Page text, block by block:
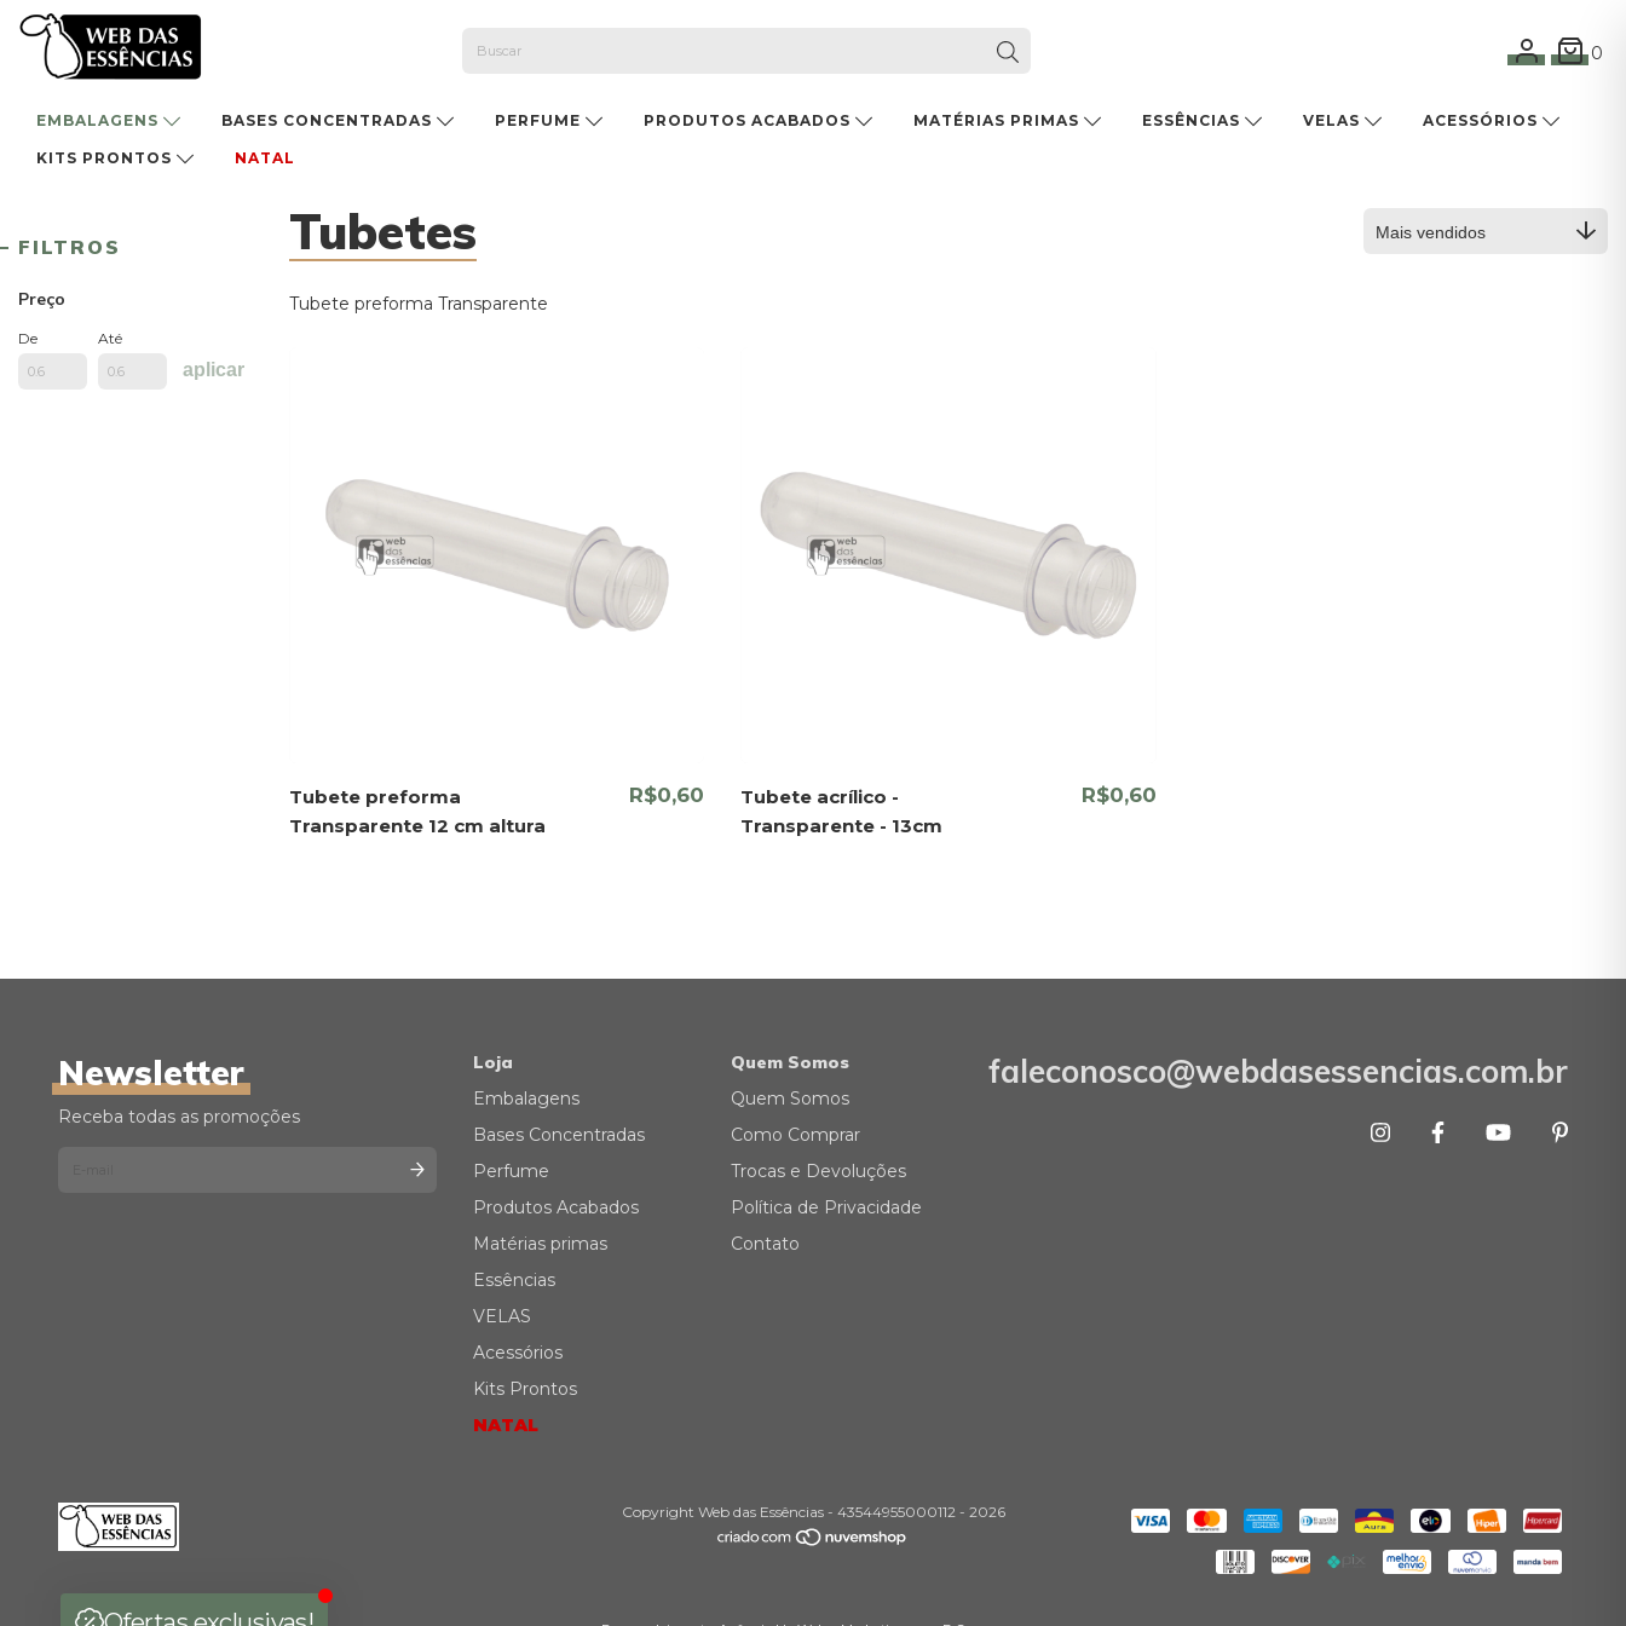
0
EMBALAGENS BASES CONCENTRADAS PERFUME PRODUTOS ACABADOS MATÉRIAS PRIMAS ESSÊNCIAS VELAS ACESSÓRIOS
KITS PRONTOS NATAL
FILTROS
Preço
De Até
aplicar
Tubetes
Tubete preforma Transparente
Tubete preforma
Transparente 12 cm altura
R$0,60
Tubete acrílico -
Transparente - 13cm
R$0,60
Newsletter
Receba todas as promoções
Loja
Embalagens
Bases Concentradas
Perfume
Produtos Acabados
Matérias primas
Essências
VELAS
Acessórios
Kits Prontos
NATAL
Quem Somos
Quem Somos
Como Comprar
Trocas e Devoluções
Política de Privacidade
Contato
faleconosco@webdasessencias.com.br
Copyright Web das Essências - 43544955000112 - 2026